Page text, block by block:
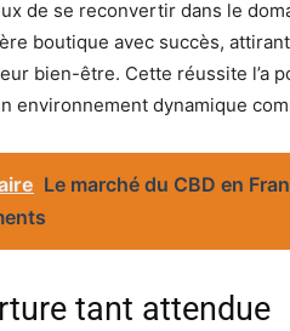
de se reconvertir dans le
boutique avec succès,
bien-être. Cette réussite l’a
environnement dynamique
Le marché du CBD en
tant attendue